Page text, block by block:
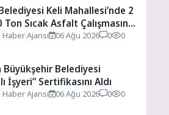
Keli Mahallesi’nde 2
Ton Sıcak Asfalt Çalışmasını
Ajansı 06 Ağu 2026 0 0
Büyükşehir Belediyesi
İşyeri” Sertifikasını Aldı
Ajansı 06 Ağu 2026 0 0